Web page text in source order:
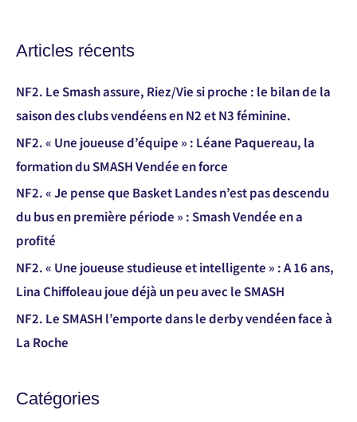
Articles récents
NF2. Le Smash assure, Riez/Vie si proche : le bilan de la
saison des clubs vendéens en N2 et N3 féminine.
NF2. « Une joueuse d’équipe » : Léane Paquereau, la
formation du SMASH Vendée en force
NF2. « Je pense que Basket Landes n’est pas descendu
du bus en première période » : Smash Vendée en a
profité
NF2. « Une joueuse studieuse et intelligente » : A 16 ans,
Lina Chiffoleau joue déjà un peu avec le SMASH
NF2. Le SMASH l’emporte dans le derby vendéen face à
La Roche
Catégories